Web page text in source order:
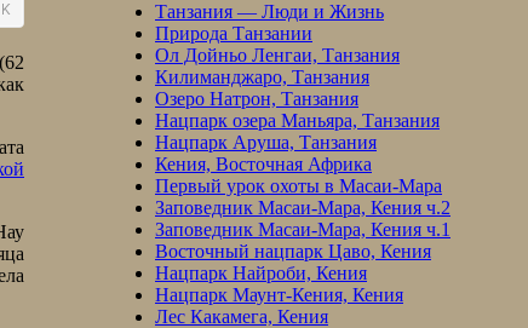
Танзания — Люди и Жизнь
Природа Танзании
Ол Дойньо Ленгаи, Танзания
Килиманджаро, Танзания
Озеро Натрон, Танзания
Нацпарк озера Маньяра, Танзания
Нацпарк Аруша, Танзания
Кения, Восточная Африка
Первый урок охоты в Масаи-Мара
Заповедник Масаи-Мара, Кения ч.2
Заповедник Масаи-Мара, Кения ч.1
Восточный нацпарк Цаво, Кения
Нацпарк Найроби, Кения
Нацпарк Маунт-Кения, Кения
Лес Какамега, Кения